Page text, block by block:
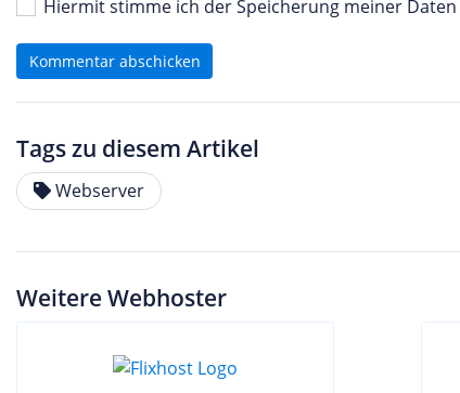
Hiermit stimme ich der Speicherung meiner
Kommentar abschicken
Tags zu diesem Artikel
Webserver
Weitere Webhoster